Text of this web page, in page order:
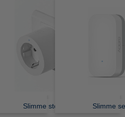
Slimme stekker Slimme